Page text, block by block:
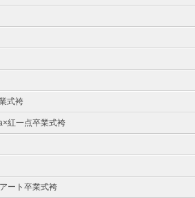
式袴
紅一点卒業式袴
ート卒業式袴